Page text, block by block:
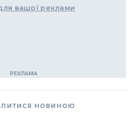
вашої реклами
НОВИНОЮ